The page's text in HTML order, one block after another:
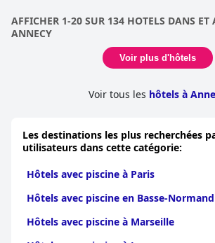
AFFICHER 1-20 SUR 134 HOTELS DANS ET
ANNECY
Voir plus d'hôtels
Voir tous les hôtels à
Les destinations les plus recherchées
utilisateurs dans cette catégorie:
Hôtels avec piscine à Paris
Hôtels avec piscine en Basse-
Hôtels avec piscine à Marseille